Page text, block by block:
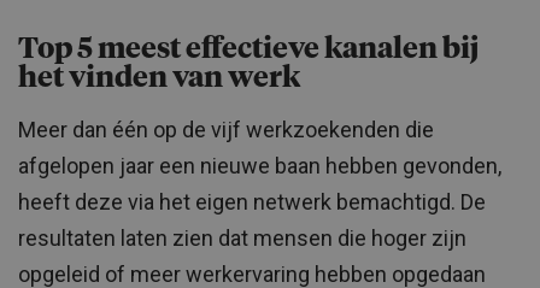
Top 5 meest effectieve kanalen bij
het vinden van werk
Meer dan één op de vijf werkzoekenden die
afgelopen jaar een nieuwe baan hebben gevonden,
heeft deze via het eigen netwerk bemachtigd. De
resultaten laten zien dat mensen die hoger zijn
opgeleid of meer werkervaring hebben opgedaan